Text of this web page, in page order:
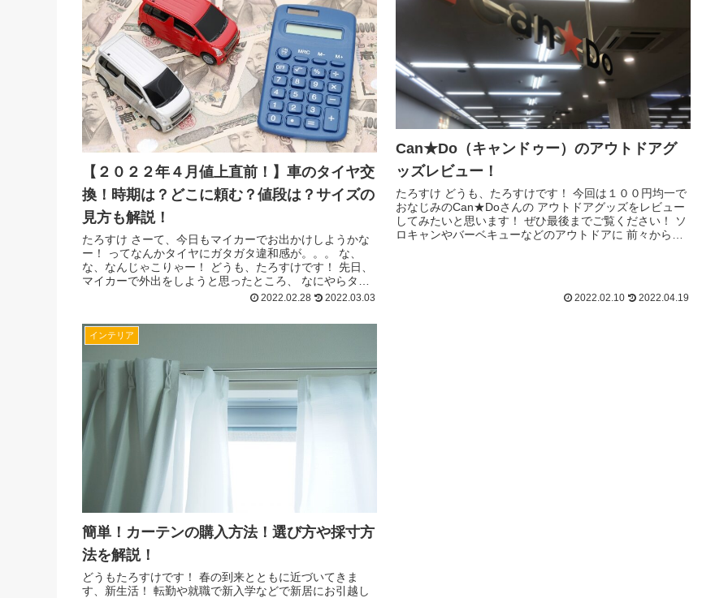
【２０２２年４月値上直前！】車のタイヤ交
換！時期は？どこに頼む？値段は？サイズの
見方も解説！
たろすけ さーて、今日もマイカーでお出かけしようかな
ー！ ってなんかタイヤにガタガタ違和感が。。。 な、
な、なんじゃこりゃー！ どうも、たろすけです！ 先日、
マイカーで外出をしようと思ったところ、 なにやらタイ
ヤに違和感があり、よくよく見て...2022.02.28 2022.03.03
Can★Do（キャンドゥー）のアウトドアグ
ッズレビュー！
たろすけ どうも、たろすけです！ 今回は１００円均一で
おなじみのCan★Doさんの アウトドアグッズをレビュー
してみたいと思います！ ぜひ最後までご覧ください！ ソ
ロキャンやバーベキューなどのアウトドアに 前々から興
2022.02.10 2022.04.19
インテリア
簡単！カーテンの購入方法！選び方や採寸方
法を解説！
どうもたろすけです！ 春の到来とともに近づいてきま
す、新生活！ 転勤や就職で新入学などで新居にお引越し